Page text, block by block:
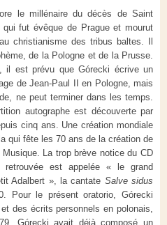
le millénaire du décès de Saint
fut évêque de Prague et mourut
christianisme des tribus baltes. Il
de la Pologne et de la Prusse.
il est prévu que Górecki écrive un
de Jean-Paul II en Pologne, mais
ne peut terminer dans les temps.
autographe est découverte par
cinq ans. Une création mondiale
qui fête les 70 ans de la création de
La trop brève notice du CD
retrouvée est appelée « le grand
Adalbert », la cantate Salve sidus
Pour le présent oratorio, Górecki
des écrits personnels en polonais,
Górecki avait déjà composé un